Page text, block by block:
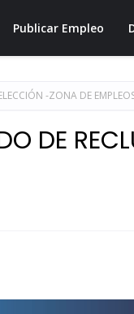
Publicar Empleo
-ZONA DE
DE